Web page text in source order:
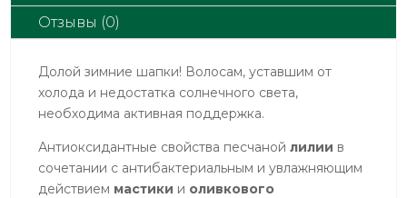
маслом,
250ml
Отзывы (0)
Долой зимние шапки! Волосам, уставшим от
холода и недостатка солнечного света,
необходима активная поддержка.
Антиоксидантные свойства песчанойлилии в
сочетании с антибактериальным и увлажняющим
действием мастики и оливкового